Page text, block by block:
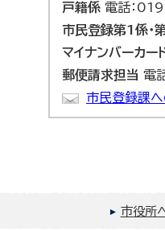
戸籍係 電話：
市民登録第1係・
マイナンバーカー
郵便請求担当 電
市民登録課へ
市役所